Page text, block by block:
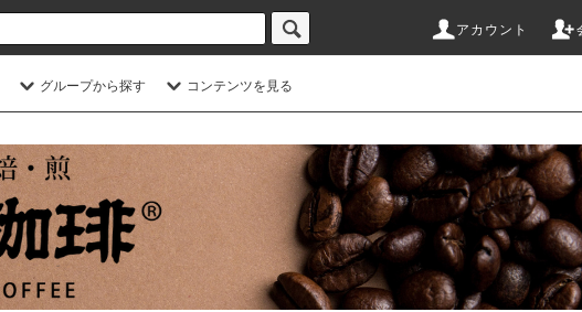
アカウント
グループから探す コンテンツを見る